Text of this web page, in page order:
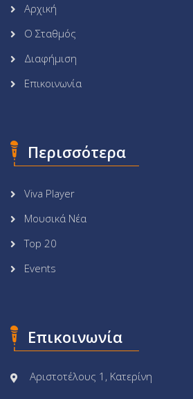
Αρχική
Ο Σταθμός
Διαφήμιση
Επικοινωνία
Περισσότερα
Viva Player
Μουσικά Νέα
Top 20
Events
Επικοινωνία
Αριστοτέλους 1, Κατερίνη